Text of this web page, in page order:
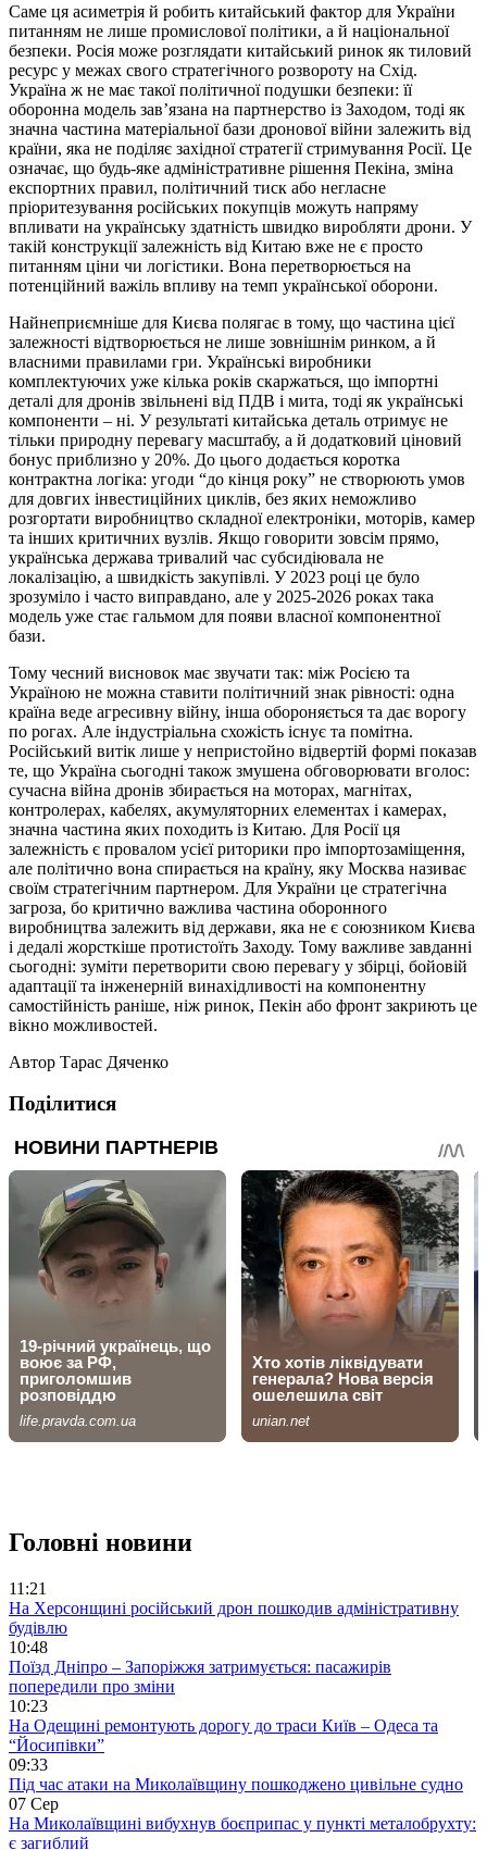
Саме ця асиметрія й робить китайський фактор для України
питанням не лише промислової політики, а й національної
безпеки. Росія може розглядати китайський ринок як тиловий
ресурс у межах свого стратегічного розвороту на Схід.
Україна ж не має такої політичної подушки безпеки: її
оборонна модель зав’язана на партнерство із Заходом, тоді як
значна частина матеріальної бази дронової війни залежить від
країни, яка не поділяє західної стратегії стримування Росії. Це
означає, що будь-яке адміністративне рішення Пекіна, зміна
експортних правил, політичний тиск або негласне
пріоритезування російських покупців можуть напряму
впливати на українську здатність швидко виробляти дрони. У
такій конструкції залежність від Китаю вже не є просто
питанням ціни чи логістики. Вона перетворюється на
потенційний важіль впливу на темп української оборони.
Найнеприємніше для Києва полягає в тому, що частина цієї
залежності відтворюється не лише зовнішнім ринком, а й
власними правилами гри. Українські виробники
комплектуючих уже кілька років скаржаться, що імпортні
деталі для дронів звільнені від ПДВ і мита, тоді як українські
компоненти – ні. У результаті китайська деталь отримує не
тільки природну перевагу масштабу, а й додатковий ціновий
бонус приблизно у 20%. До цього додається коротка
контрактна логіка: угоди “до кінця року” не створюють умов
для довгих інвестиційних циклів, без яких неможливо
розгортати виробництво складної електроніки, моторів, камер
та інших критичних вузлів. Якщо говорити зовсім прямо,
українська держава тривалий час субсидіювала не
локалізацію, а швидкість закупівлі. У 2023 році це було
зрозуміло і часто виправдано, але у 2025-2026 роках така
модель уже стає гальмом для появи власної компонентної
бази.
Тому чесний висновок має звучати так: між Росією та
Україною не можна ставити політичний знак рівності: одна
країна веде агресивну війну, інша обороняється та дає ворогу
по рогах. Але індустріальна схожість існує та помітна.
Російський витік лише у непристойно відвертій формі показав
те, що Україна сьогодні також змушена обговорювати вголос:
сучасна війна дронів збирається на моторах, магнітах,
контролерах, кабелях, акумуляторних елементах і камерах,
значна частина яких походить із Китаю. Для Росії ця
залежність є провалом усієї риторики про імпортозаміщення,
але політично вона спирається на країну, яку Москва називає
своїм стратегічним партнером. Для України це стратегічна
загроза, бо критично важлива частина оборонного
виробництва залежить від держави, яка не є союзником Києва
і дедалі жорсткіше протистоїть Заходу. Тому важливе завданні
сьогодні: зуміти перетворити свою перевагу у збірці, бойовій
адаптації та інженерній винахідливості на компонентну
самостійність раніше, ніж ринок, Пекін або фронт закриють це
вікно можливостей.
Автор Тарас Дяченко
Поділитися
Головні новини
11:21
На Херсонщині російський дрон пошкодив адміністративну
будівлю
10:48
Поїзд Дніпро – Запоріжжя затримується: пасажирів
попередили про зміни
10:23
На Одещині ремонтують дорогу до траси Київ – Одеса та
“Йосипівки”
09:33
Під час атаки на Миколаївщину пошкоджено цивільне судно
07 Сер
На Миколаївщині вибухнув боєприпас у пункті металобрухту:
є загиблий